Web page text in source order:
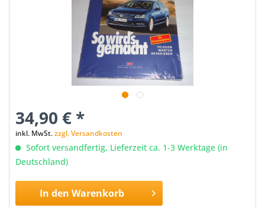
34,90 € *
inkl. MwSt.zzgl. Versandkosten
Sofort versandfertig, Lieferzeit ca. 1-3 Werktage (in
Deutschland)
In den Warenkorb